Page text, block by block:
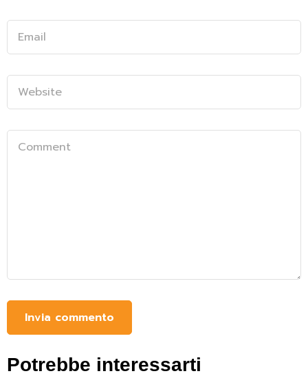
Potrebbe interessarti